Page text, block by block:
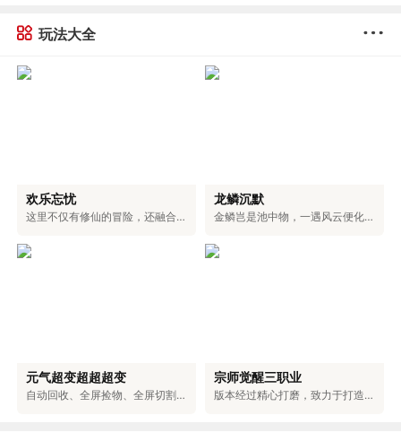
玩法大全
欢乐忘忧
这里不仅有修仙的冒险，还融合了浪漫的爱情、激烈的权谋和对无上大道的追求。在这里，可以和仙盟的伙伴们一起探索神秘的地方，和命中注定的道侣一起修炼。可以体验到用剑斩断天空的畅快，也能感受到和爱人相互陪伴的温暖。可以选择成为三界中最有权力的人，也可以和道侣一起自由自在地生活。你的仙侠人生，由你自己决定。
龙鳞沉默
金鳞岂是池中物，一遇风云便化龙！踏入龙族专属的世界，你将拥有龙牙的锋利，能刺穿一切罪恶；龙角的傲然，可蔑视一切敌人；龙爪的强劲，能撕破一切阻碍；龙眸的凝视，可看穿一切虚伪；龙血的燃烧，能燃尽一切黑暗；龙怒的嘶吼，可震碎一切魔障；龙鳞的威严，彰显着顺我者生、逆我者亡的绝对霸气！少年，拿起护龙之刃，守护龙之圣地，捍卫龙族荣耀，守护整片大陆！
元气超变超超超变
自动回收、全屏捡物、全屏切割、超大仓库统统免费送，无卡顿，百阶装备轻松爆，充值福利超丰厚。上百件专属神器、多元玩法，搭配独特机制与炫酷特效，无套路、无强制消费，耗时就能解锁全部内容。团队耗时二年精心打磨，大陆功能完善，邀你尽情体验。
宗师觉醒三职业
版本经过精心打磨，致力于打造物价稳定、玩法多元的生态服。游戏支持玩家自由交易，所有装备都由BOSS掉落，一切靠打，公平公正。同时，还具备自动回收、捡物、巡航等便捷功能，解放双手轻松升级。在保留经典玩法的基础上，新增了血脉觉醒、秘宝探索、装备觉醒等特色内容，兼具热血与便捷，重塑全新的冒险体验。